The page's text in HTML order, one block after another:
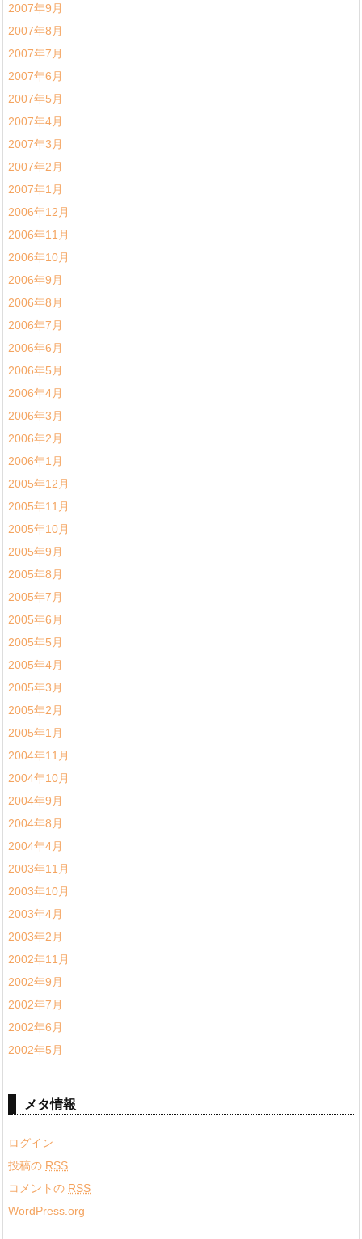
2007年9月
2007年8月
2007年7月
2007年6月
2007年5月
2007年4月
2007年3月
2007年2月
2007年1月
2006年12月
2006年11月
2006年10月
2006年9月
2006年8月
2006年7月
2006年6月
2006年5月
2006年4月
2006年3月
2006年2月
2006年1月
2005年12月
2005年11月
2005年10月
2005年9月
2005年8月
2005年7月
2005年6月
2005年5月
2005年4月
2005年3月
2005年2月
2005年1月
2004年11月
2004年10月
2004年9月
2004年8月
2004年4月
2003年11月
2003年10月
2003年4月
2003年2月
2002年11月
2002年9月
2002年7月
2002年6月
2002年5月
メタ情報
ログイン
投稿の RSS
コメントの RSS
WordPress.org